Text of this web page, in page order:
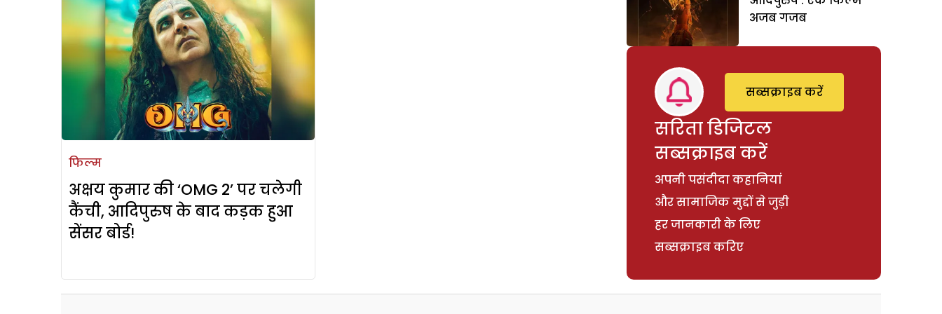
फिल्म
अक्षय कुमार की ‘OMG 2’ पर चलेगी
कैंची, आदिपुरुष के बाद कड़क हुआ
सेंसर बोर्ड!
अजब गजब
सरिता डिजिटल
सब्सक्राइब करें
अपनी पसंदीदा कहानियां
और सामाजिक मुद्दों से जुड़ी
हर जानकारी के लिए
सब्सक्राइब करिए
सब्सक्राइब करें